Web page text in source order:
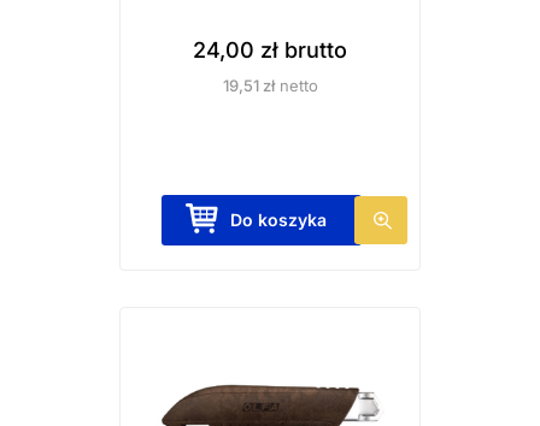
24,00 zł brutto
19,51 złnetto
Do koszyka